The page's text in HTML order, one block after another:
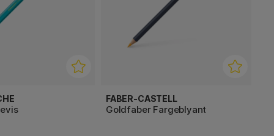
FABER-CASTELL
Goldfaber Fargeblyant